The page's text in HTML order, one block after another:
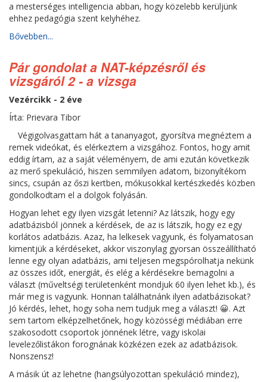
a mesterséges intelligencia abban, hogy közelebb kerüljünk
ehhez pedagógia szent kelyhéhez.
Bővebben...
Pár gondolat a NAT-képzésről és
vizsgáról 2 - a vizsga
Vezércikk - 2 éve
Írta: Prievara Tibor
Végigolvasgattam hát a tananyagot, gyorsítva megnéztem a
remek videókat, és elérkeztem a vizsgához. Fontos, hogy amit
eddig írtam, az a saját véleményem, de ami ezután következik
az merő spekuláció, hiszen semmilyen adatom, bizonyítékom
sincs, csupán az őszi kertben, mókusokkal kertészkedés közben
gondolkodtam el a dolgok folyásán.
Hogyan lehet egy ilyen vizsgát letenni? Az látszik, hogy egy
adatbázisból jönnek a kérdések, de az is látszik, hogy ez egy
korlátos adatbázis. Azaz, ha lelkesek vagyunk, és folyamatosan
kimentjük a kérdéseket, akkor viszonylag gyorsan összeállítható
lenne egy olyan adatbázis, ami teljesen megspórolhatja nekünk
az összes időt, energiát, és elég a kérdésekre bemagolni a
választ (műveltségi területenként mondjuk 60 ilyen lehet kb.), és
már meg is vagyunk. Honnan találhatnánk ilyen adatbázisokat?
Jó kérdés, lehet, hogy soha nem tudjuk meg a választ! 😀. Azt
sem tartom elképzelhetőnek, hogy közösségi médiában erre
szakosodott csoportok jönnének létre, vagy iskolai
levelezőlistákon forognának közkézen ezek az adatbázisok.
Nonszensz!
A másik út az lehetne (hangsúlyozottan spekuláció mindez),